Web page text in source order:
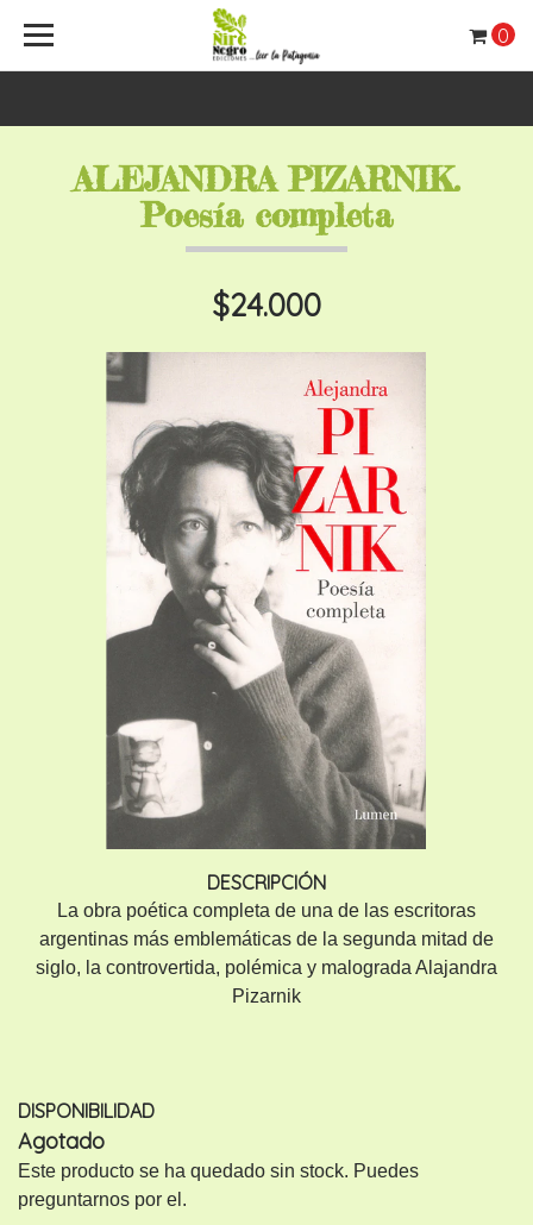
0
ALEJANDRA PIZARNIK.
Poesía completa
$24.000
DESCRIPCIÓN
La obra poética completa de una de las escritoras
argentinas más emblemáticas de la segunda mitad de
siglo, la controvertida, polémica y malograda Alajandra
Pizarnik
DISPONIBILIDAD
Agotado
Este producto se ha quedado sin stock. Puedes
preguntarnos por el.